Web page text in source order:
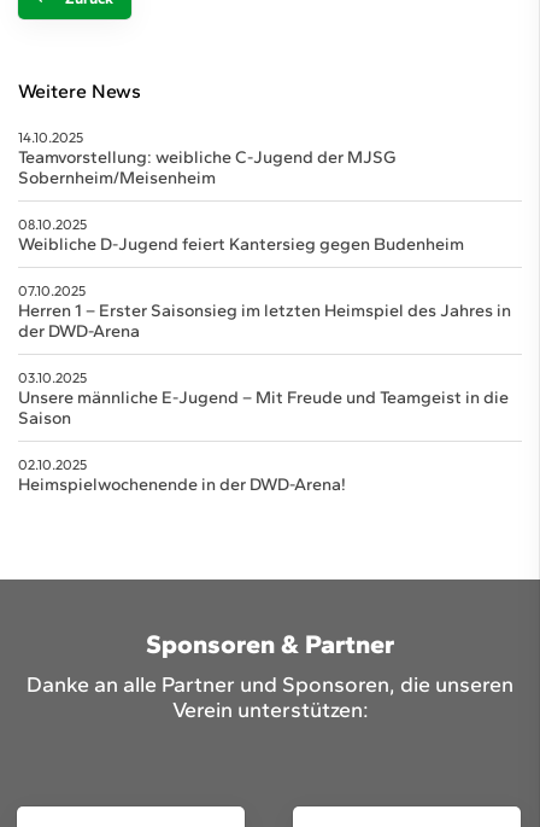
Weitere News
14.10.2025
Teamvorstellung: weibliche C-Jugend der MJSG
Sobernheim/Meisenheim
08.10.2025
Weibliche D-Jugend feiert Kantersieg gegen Budenheim
07.10.2025
Herren 1 – Erster Saisonsieg im letzten Heimspiel des Jahres in
der DWD-Arena
03.10.2025
Unsere männliche E-Jugend – Mit Freude und Teamgeist in die
Saison
02.10.2025
Heimspielwochenende in der DWD-Arena!
Sponsoren & Partner
Danke an alle Partner und Sponsoren, die unseren
Verein unterstützen: